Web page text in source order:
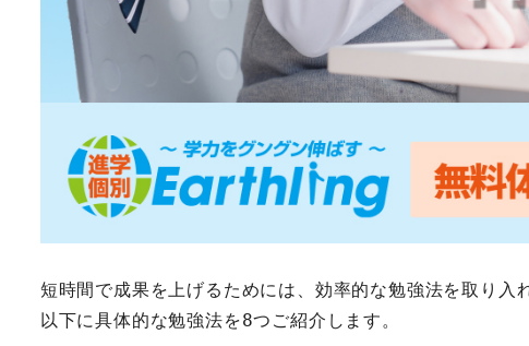
短時間で成果を上げるためには、効率的な勉強法を取り入
以下に具体的な勉強法を8つご紹介します。